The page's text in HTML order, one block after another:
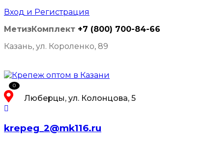
Вход и Регистрация
МетизКомплект +7 (800) 700-84-66
Казань, ул. Короленко, 89
0
Люберцы, ул. Колонцова, 5
krepeg_2@mk116.ru